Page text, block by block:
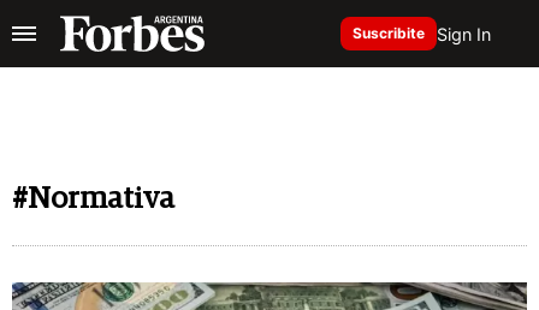
Suscribite Sign In
#Normativa